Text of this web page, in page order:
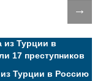
→
из Турции в Россию